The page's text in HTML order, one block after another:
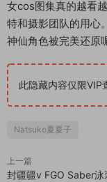
女cos图集真的越看
特和摄影团队的用心
神仙角色被完美还原
此隐藏内容仅限VIP
Natsuko夏夏子
上一篇
封疆疆v FGO Saber